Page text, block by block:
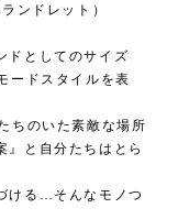
ンドレット）
ドとしてのサイズ
ードスタイルを表
ちのいた素敵な場所
』と自分たちはとら
ける…そんなモノつ